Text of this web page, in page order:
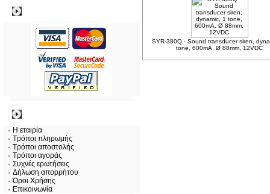
Η εταιρία
Τρόποι πληρωμής
Τρόποι αποστολής
Τρόποι αγοράς
Συχνές ερωτήσεις
Δήλωση απορρήτου
Όροι Χρήσης
Επικοινωνία
SYR-380Q - Sound transducer siren,
tone, 600mA, Ø 88mm, 12VDC